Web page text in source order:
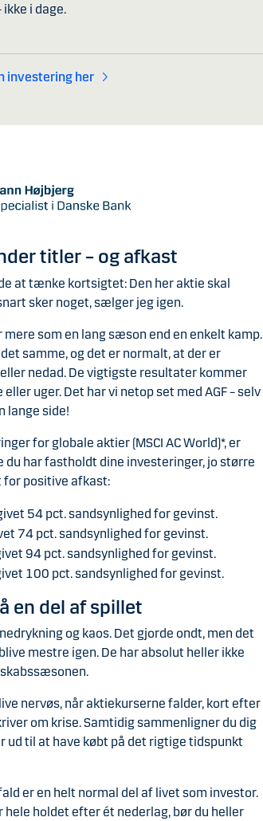
i dage.
investering her
titler – og afkast
at tænke kortsigtet: Den her aktie skal
sker noget, sælger jeg igen.
som en lang sæson end en enkelt kamp.
samme, og det er normalt, at der er
nedad. De vigtigste resultater kommer
uger. Det har vi netop set med AGF – selv
lange side!
for globale aktier (MSCI AC World)*, er
har fastholdt dine investeringer, jo større
positive afkast:
54 pct. sandsynlighed for gevinst.
74 pct. sandsynlighed for gevinst.
94 pct. sandsynlighed for gevinst.
100 pct. sandsynlighed for gevinst.
en del af spillet
og kaos. Det gjorde ondt, men det
mestre igen. De har absolut heller ikke
nervøs, når aktiekurserne falder, kort efter
om krise. Samtidig sammenligner du dig
ud til at have købt på det rigtige tidspunkt
er en helt normal del af livet som investor.
hele holdet efter ét nederlag, bør du heller